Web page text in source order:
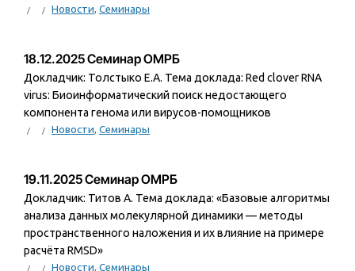
Новости, Семинары
18.12.2025 Семинар ОМРБ
Докладчик: Толстыко Е.А. Тема доклада: Red clover RNA
virus: Биоинформатический поиск недостающего
компонента генома или вирусов-помощников
Новости, Семинары
19.11.2025 Семинар ОМРБ
Докладчик: Титов А. Тема доклада: «Базовые алгоритмы
анализа данных молекулярной динамики — методы
пространственного наложения и их влияние на примере
расчёта RMSD»
Новости, Семинары